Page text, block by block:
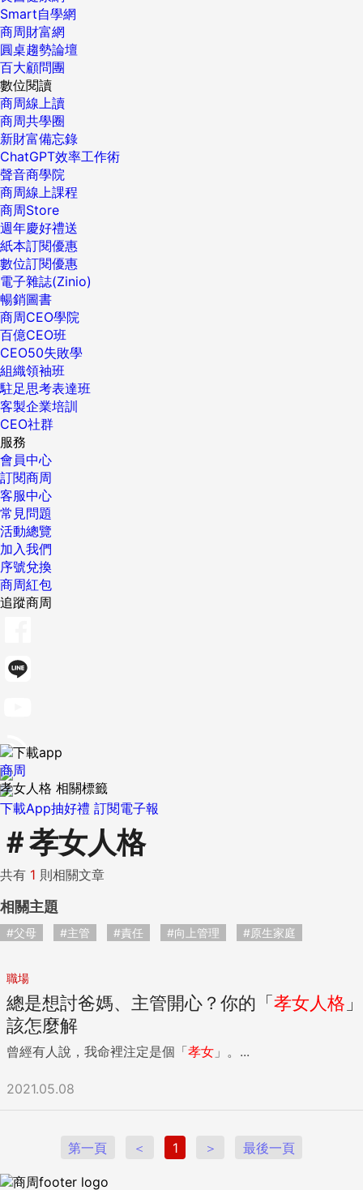
Smart自學網
商周財富網
圓桌趨勢論壇
百大顧問團
數位閱讀
商周線上讀
商周共學圈
新財富備忘錄
ChatGPT效率工作術
聲音商學院
商周線上課程
商周Store
週年慶好禮送
紙本訂閱優惠
數位訂閱優惠
電子雜誌(Zinio)
暢銷圖書
商周CEO學院
百億CEO班
CEO50失敗學
組織領袖班
駐足思考表達班
客製企業培訓
CEO社群
服務
會員中心
訂閱商周
客服中心
常見問題
活動總覽
加入我們
序號兌換
商周紅包
追蹤商周
下載App抽好禮 訂閱電子報
商周
孝女人格 相關標籤
＃孝女人格
共有 1 則相關文章
相關主題
#父母 #主管 #責任 #向上管理 #原生家庭
職場
總是想討爸媽、主管開心？你的「孝女人格 」
該怎麼解
曾經有人說，我命裡注定是個「孝女 」。...
2021.05.08
第一頁 ＜ 1 ＞ 最後一頁